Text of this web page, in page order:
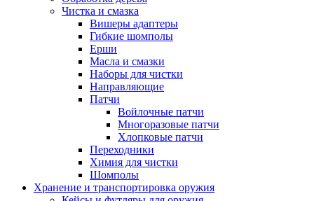
Чистка и смазка
Вишеры адаптеры
Гибкие шомполы
Ерши
Масла и смазки
Наборы для чистки
Направляющие
Патчи
Войлочные патчи
Многоразовые патчи
Хлопковые патчи
Переходники
Химия для чистки
Шомполы
Хранение и транспортировка оружия